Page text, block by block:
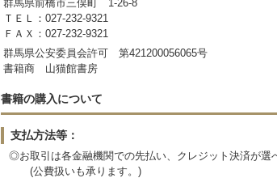
群馬県前橋市三俣町 1-26-8
ＴＥＬ：027-232-9321
ＦＡＸ：027-232-9321
群馬県公安委員会許可 第421200056065号
書籍商 山猫館書房
書籍の購入について
支払方法等：
◎お取引は各金融機関での先払い、クレジット決済が選
(公費扱いも承ります。)